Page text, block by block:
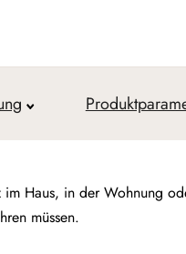
im Haus, in der Wohnung
müssen.